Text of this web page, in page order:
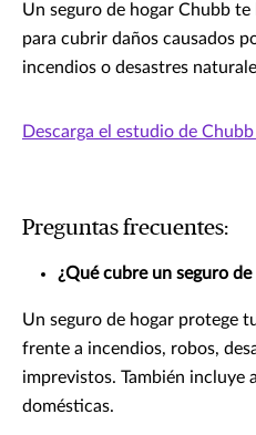
Un seguro de hogar Chubb
para cubrir daños causados
incendios o desastres
Descarga el estudio de
Preguntas frecuentes:
¿Qué cubre un seguro
Un seguro de hogar protege
frente a incendios, robos,
imprevistos. También incluye
domésticas.